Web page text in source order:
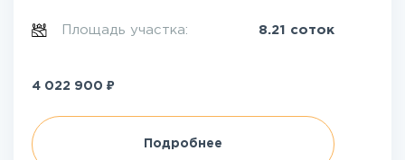
Площадь участка: 8.21 соток
4 022 900 ₽
Подробнее